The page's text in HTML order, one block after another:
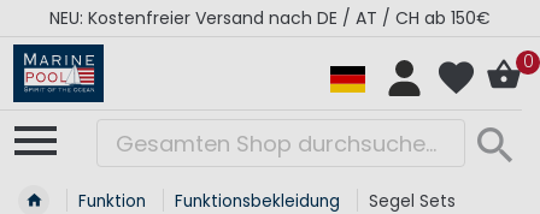
RÉGATES ROYALES Kollektion - Super Sale
0
Funktion Funktionsbekleidung Segel Sets